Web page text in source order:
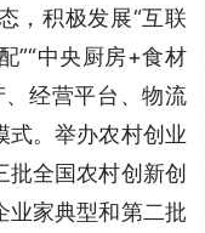
，积极发展“互联
”“中央厨房+食材
经营平台、物流
式。举办农村创业
批全国农村创新创
业家典型和第二批